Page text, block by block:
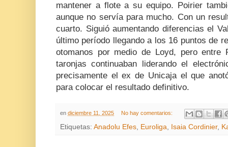
mantener a flote a su equipo. Poirier
aunque no servía para mucho. Con un
cuarto. Siguió aumentando diferencias el
último período llegando a los 16 puntos de
otomanos por medio de Loyd, pero entre
taronjas continuaban liderando el
precisamente el ex de Unicaja el que
para colocar el resultado definitivo.
en diciembre 11, 2025 No hay comentarios:
Etiquetas: Anadolu Efes Euroliga Isaia Cordinier,